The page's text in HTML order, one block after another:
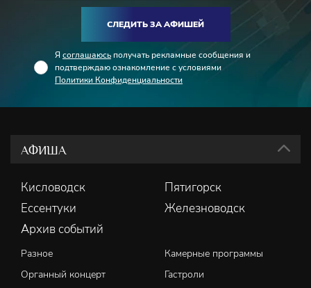
СЛЕДИТЬ ЗА АФИШЕЙ
Я соглашаюсь получать рекламные сообщения и
подтверждаю ознакомление с условиями
Политики Конфиденциальности
АФИША
Кисловодск
Пятигорск
Ессентуки
Железноводск
Архив событий
Разное
Камерные программы
Органный концерт
Гастроли